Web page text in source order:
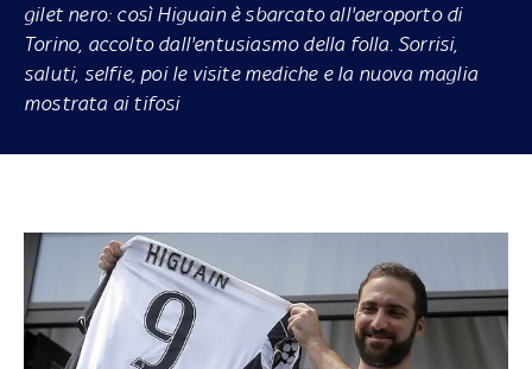
gilet nero: così Higuain è sbarcato all'aeroporto di
Torino, accolto dall'entusiasmo della folla. Sorrisi,
saluti, selfie, poi le visite mediche e la nuova maglia
mostrata ai tifosi